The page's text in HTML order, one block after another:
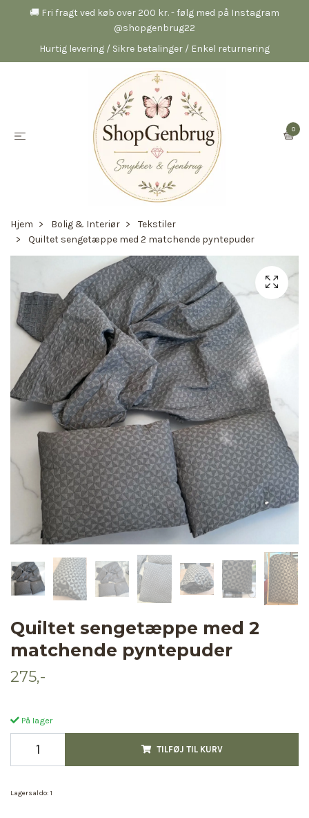
🚚 Fri fragt ved køb over 200 kr. - følg med på Instagram
@shopgenbrug22
Hurtig levering / Sikre betalinger / Enkel returnering
0
Hjem Bolig & Interiør
Tekstiler
Quiltet sengetæppe med 2 matchende pyntepuder
Quiltet sengetæppe med 2
matchende pyntepuder
275,-
På lager
TILFØJ TIL KURV
Lagersaldo: 1